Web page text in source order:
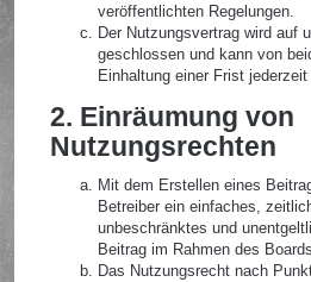
veröffentlichten Regelungen.
Der Nutzungsvertrag wird auf
geschlossen und kann von
Einhaltung einer Frist jederzeit
2. Einräumung von
Nutzungsrechten
Mit dem Erstellen eines
Betreiber ein einfaches,
unbeschränktes und
Beitrag im Rahmen des
Das Nutzungsrecht nach